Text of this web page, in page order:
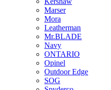
Marser
Mora
Leatherman
Mr.BLADE
Navy
ONTARIO
Opinel
Outdoor Edge
SOG